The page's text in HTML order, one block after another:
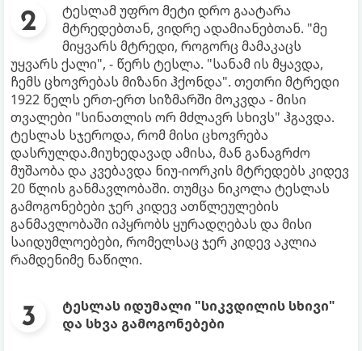
ტესლამ უფრო მეტი დრო გაატარა
მტრედებთან, ვიდრე ადამიანებთან. "მე
მიყვარს მტრედი, როგორც მამაკაცს
უყვარს ქალი", - წერს ტესლა. "სანამ ის მყავდა,
ჩემს ცხოვრებას მიზანი ჰქონდა". თეთრი მტრედი
1922 წელს ერთ-ერთ სიზმარში მოკვდა - მისი
თვალები "სინათლის ორ მძლავრ სხივს" ჰგავდა.
ტესლას სჯეროდა, რომ მისი ცხოვრება
დასრულდა.მიუხედავად ამისა, მან განაგრძო
მუშაობა და კვებავდა ნიუ-იორკის მტრედებს კიდევ
20 წლის განმავლობაში. თუმცა ნიკოლა ტესლას
გამოგონებები ჯერ კიდევ ათწლეულების
განმავლობაში იპყრობს ყურადღებას და მისი
საიდუმლოებები, რომელსაც ჯერ კიდევ აკლია
რამდენიმე ნაწილი.
ტესლას იდუმალი "სიკვდილის სხივი"
და სხვა გამოგონებები